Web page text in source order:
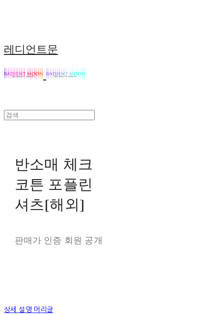
레디언트문
반소매 체크
코튼 포플린
셔츠[해외]
판매가 인증 회원 공개
상세 설명 머리글